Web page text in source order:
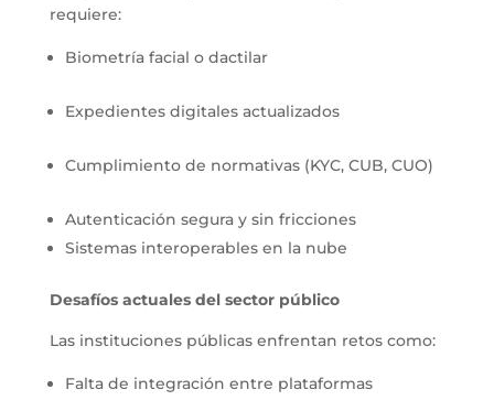
requiere:
Biometría facial o dactilar
Expedientes digitales actualizados
Cumplimiento de normativas (KYC, CUB, CUO)
Autenticación segura y sin fricciones
Sistemas interoperables en la nube
Desafíos actuales del sector público
Las instituciones públicas enfrentan retos como:
Falta de integración entre plataformas